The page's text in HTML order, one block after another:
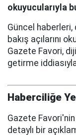
okuyucularıyla
Güncel
bakış açılarını
Gazete Favori,
getirme
Haberciliğe
Gazete Favori'nin
detaylı bir